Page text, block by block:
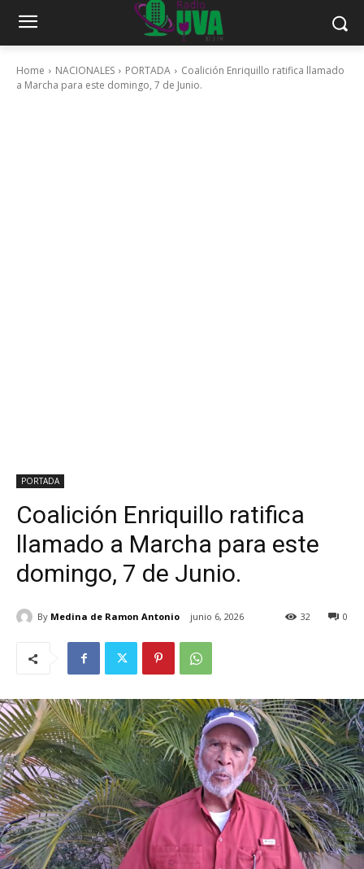
Home NACIONALES PORTADA
Coalición Enriquillo ratifica llamado
a Marcha para este domingo, 7 de Junio.
PORTADA
Coalición Enriquillo ratifica
llamado a Marcha para este
domingo, 7 de Junio.
By Medina de Ramon Antonio junio 6, 2026 0
32